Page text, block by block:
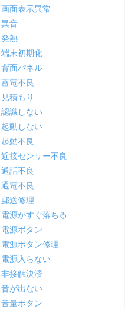
画面表示異常
異音
発熱
端末初期化
背面パネル
蓄電不良
見積もり
認識しない
起動しない
起動不良
近接センサー不良
通話不良
通電不良
郵送修理
電源がすぐ落ちる
電源ボタン
電源ボタン修理
電源入らない
非接触決済
音が出ない
音量ボタン